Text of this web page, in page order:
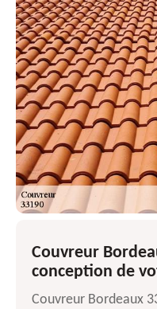
Couvreur
conception de
Couvreur Bordeaux